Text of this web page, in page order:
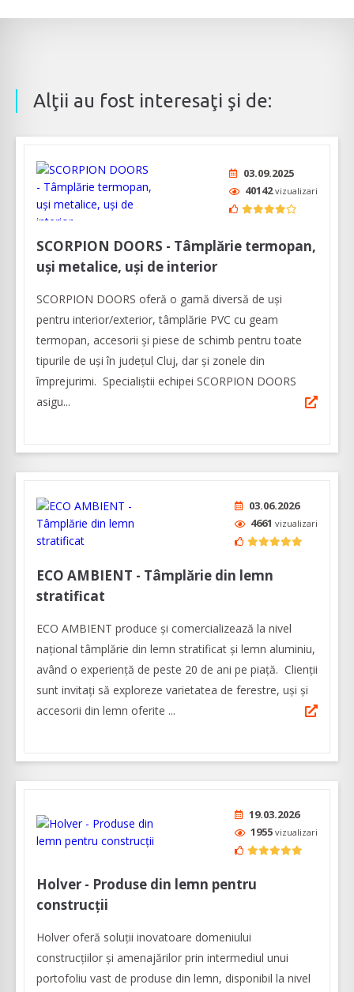
Alţii au fost interesaţi şi de:
03.09.2025
40142vizualizari
SCORPION DOORS - Tâmplărie termopan,
uși metalice, uși de interior
SCORPION DOORS oferă o gamă diversă de uşi
pentru interior/exterior, tâmplărie PVC cu geam
termopan, accesorii și piese de schimb pentru toate
tipurile de uși în judeţul Cluj, dar şi zonele din
împrejurimi. Specialiştii echipei SCORPION DOORS
asigu...
03.06.2026
4661 vizualizari
ECO AMBIENT - Tâmplărie din lemn
stratificat
ECO AMBIENT produce şi comercializează la nivel
naţional tâmplărie din lemn stratificat şi lemn aluminiu,
având o experienţă de peste 20 de ani pe piaţă. Clienţii
sunt invitaţi să exploreze varietatea de ferestre, uşi şi
accesorii din lemn oferite ...
19.03.2026
1955 vizualizari
Holver - Produse din lemn pentru
construcții
Holver oferă soluții inovatoare domeniului
construcțiilor și amenajărilor prin intermediul unui
portofoliu vast de produse din lemn, disponibil la nivel